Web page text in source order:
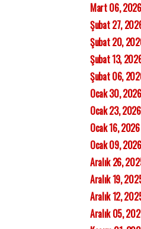
Mart 06,
Şubat 27,
Şubat 20,
Şubat 13,
Şubat 06,
Ocak 30,
Ocak 23,
Ocak 16,
Ocak 09,
Aralık 26,
Aralık 19,
Aralık 12,
Aralık 05,